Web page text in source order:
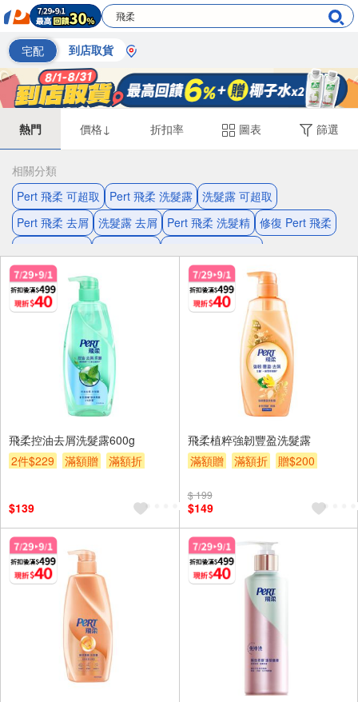
宅配 到店取貨
熱門 價格↓ 折扣率 圖表 篩選
相關分類
Pert 飛柔 可超取
Pert 飛柔 洗髮露 洗髮露 可超取
Pert 飛柔 去屑 洗髮露 去屑 Pert 飛柔 洗髮精 修復 Pert 飛柔
飛柔控油去屑洗髮露600g
2件$229
滿額贈
滿額折
$139
飛柔植粹強韌豐盈洗髮露
滿額贈
滿額折 贈$200
$ 199
$149